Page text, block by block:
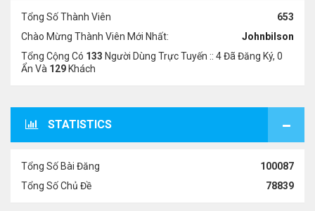
Tổng Số Thành Viên
653
Chào Mừng Thành Viên Mới Nhất:
Johnbilson
Tổng Cộng Có 133 Người Dùng Trực Tuyến :: 4 Đã Đăng Ký, 0
Ẩn Và 129 Khách
STATISTICS
Tổng Số Bài Đăng
100087
Tổng Số Chủ Đề
78839